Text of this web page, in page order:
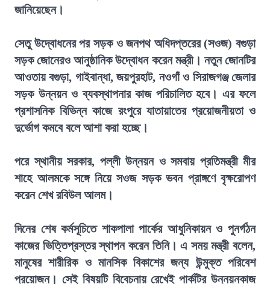
জানিয়েছেন।
সেতু উদ্বোধনের পর সড়ক ও জনপথ অধিদপ্তরের (সওজ) বগুড়া
সড়ক জোনেরও আনুষ্ঠানিক উদ্বোধন করেন মন্ত্রী। নতুন জোনটির
আওতায় বগুড়া, গাইবান্ধা, জয়পুরহাট, নওগাঁ ও সিরাজগঞ্জ জেলার
সড়ক উন্নয়ন ও ব্যবস্থাপনার কাজ পরিচালিত হবে। এর ফলে
প্রশাসনিক বিভিন্ন কাজে রংপুরে যাতায়াতের প্রয়োজনীয়তা ও
দুর্ভোগ কমবে বলে আশা করা হচ্ছে।
পরে স্থানীয় সরকার, পল্লী উন্নয়ন ও সমবায় প্রতিমন্ত্রী মীর
শাহে আলমকে সঙ্গে নিয়ে সওজ সড়ক ভবন প্রাঙ্গণে বৃক্ষরোপণ
করেন শেখ রবিউল আলম।
দিনের শেষ কর্মসূচিতে শাকপালা পার্কের আধুনিকায়ন ও পুনর্গঠন
কাজের ভিত্তিপ্রস্তর স্থাপন করেন তিনি। এ সময় মন্ত্রী বলেন,
মানুষের শারীরিক ও মানসিক বিকাশের জন্য উন্মুক্ত পরিবেশ
প্রয়োজন। সেই বিষয়টি বিবেচনায় রেখেই পার্কটির উন্নয়নকাজ